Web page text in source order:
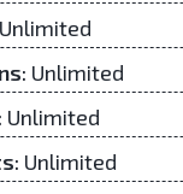
Unlimited
: Unlimited
: Unlimited
: Unlimited